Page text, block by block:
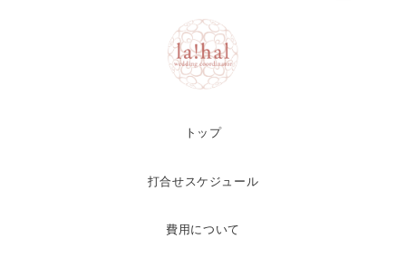
トップ
打合せスケジュール
費用について